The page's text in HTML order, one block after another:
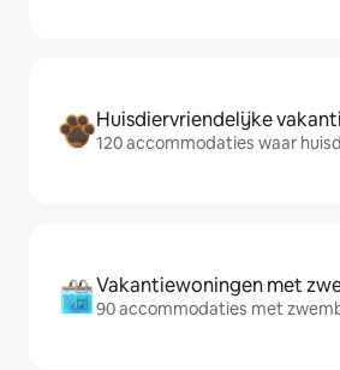
Huisdiervriendelijke
120 accommodaties waar
Vakantiewoningen met
90 accommodaties met